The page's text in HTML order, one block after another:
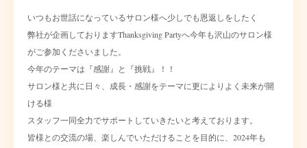
いつもお世話になっているサロン様へ少しでも恩返しをしたく
弊社が企画しておりますThanksgiving Partyへ今年も沢山のサロン様
がご参加くださいました。
今年のテーマは『感謝』と『挑戦』！！
サロン様と共に日々、成長・感謝をテーマに更によりよく未来が開
ける様
スタッフ一同全力でサポートしていきたいと考えております。
皆様との交流の場、楽しんでいただけることを目的に、2024年も